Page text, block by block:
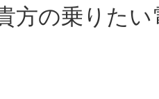
方の乗りた